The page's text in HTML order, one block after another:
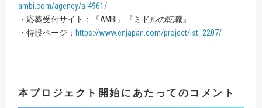
ambi.com/agency/a-4961/
・応募受付サイト：『AMBI』『ミドルの転職』
・特設ページ： https://www.enjapan.com/project/ist_2207/
本プロジェクト開始にあたってのコメント